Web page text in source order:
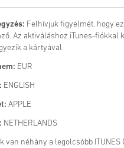
Felhívjuk figyelmét, hogy
Az aktiváláshoz iTunes-
a kártyával.
EUR
ENGLISH
APPLE
NETHERLANDS
van néhány a legolcsóbb ITUNES